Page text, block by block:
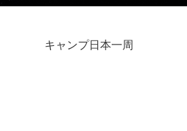
キャンプ日本一周